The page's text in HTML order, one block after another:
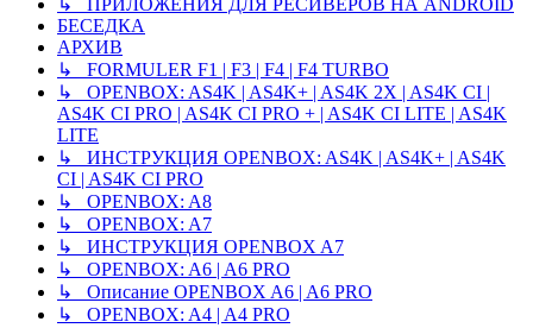
БЕСЕДКА
АРХИВ
↳ FORMULER F1 | F3 | F4 | F4 TURBO
↳ OPENBOX: AS4K | AS4K+ | AS4K 2X | AS4K CI |
AS4K CI PRO | AS4K CI PRO + | AS4K CI LITE | AS4K
LITE
↳ ИНСТРУКЦИЯ OPENBOX: AS4K | AS4K+ | AS4K
CI | AS4K CI PRO
↳ OPENBOX: A8
↳ OPENBOX: A7
↳ ИНСТРУКЦИЯ OPENBOX A7
↳ OPENBOX: A6 | A6 PRO
↳ Описание OPENBOX A6 | A6 PRO
↳ OPENBOX: A4 | A4 PRO